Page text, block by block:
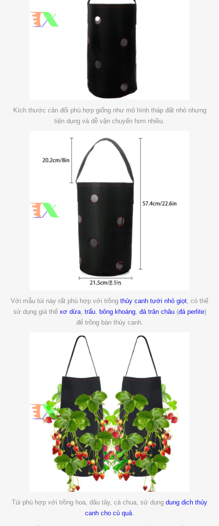
Kích thước cân đối phù hợp giống như mô hình tháp đất nhỏ nhưng
tiện dụng và dễ vận chuyển hơn nhiều.
Với mẫu túi này rất phù hợp với trồng thủy canh tưới nhỏ giọt, có thể
sử dụng giá thể xơ dừa, trấu, bông khoáng, đá trân châu(đá perlite)
để trồng bán thủy canh.
Túi phù hợp với trồng hoa, dâu tây, cà chua, sử dụng dung dịch thủy
canh cho củ quả.